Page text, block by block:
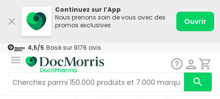
Continuez sur l’App
Nous prenons soin de vous avec des
promos exclusives
Ouvrir
4,5/5 Basé sur 9176 avis